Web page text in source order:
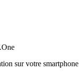
sur votre smartphone